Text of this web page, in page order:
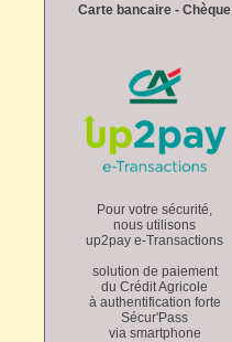
Carte bancaire - Chèque
Pour votre sécurité,
nous utilisons
up2pay e-Transactions
solution de paiement
du Crédit Agricole
à authentification forte
Sécur'Pass
via smartphone